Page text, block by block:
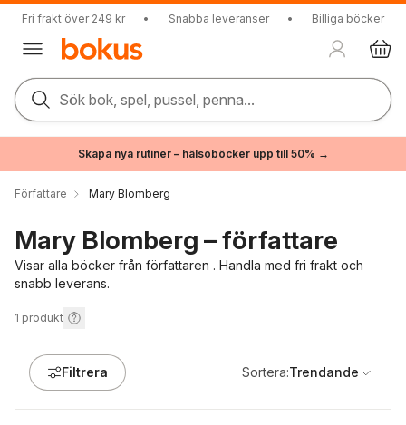
Fri frakt över 249 kr • Snabba leveranser • Billiga böcker
Sök bok, spel, pussel, penna...
Skapa nya rutiner – hälsoböcker upp till 50% →
Författare Mary Blomberg
Mary Blomberg – författare
Visar alla böcker från författaren . Handla med fri frakt och
snabb leverans.
1 produkt
Filtrera Sortera:Trendande